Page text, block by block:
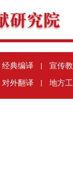
经典编译 | 宣传
对外翻译 | 地方